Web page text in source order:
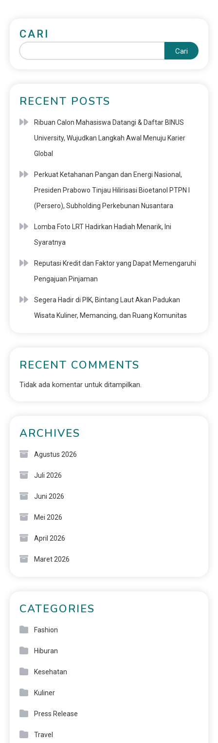
CARI
Cari
RECENT POSTS
Ribuan Calon Mahasiswa Datangi & Daftar BINUS
University, Wujudkan Langkah Awal Menuju Karier
Global
Perkuat Ketahanan Pangan dan Energi Nasional,
Presiden Prabowo Tinjau Hilirisasi Bioetanol PTPN I
(Persero), Subholding Perkebunan Nusantara
Lomba Foto LRT Hadirkan Hadiah Menarik, Ini
Syaratnya
Reputasi Kredit dan Faktor yang Dapat Memengaruhi
Pengajuan Pinjaman
Segera Hadir di PIK, Bintang Laut Akan Padukan
Wisata Kuliner, Memancing, dan Ruang Komunitas
RECENT COMMENTS
Tidak ada komentar untuk ditampilkan.
ARCHIVES
Agustus 2026
Juli 2026
Juni 2026
Mei 2026
April 2026
Maret 2026
CATEGORIES
Fashion
Hiburan
Kesehatan
Kuliner
Press Release
Travel